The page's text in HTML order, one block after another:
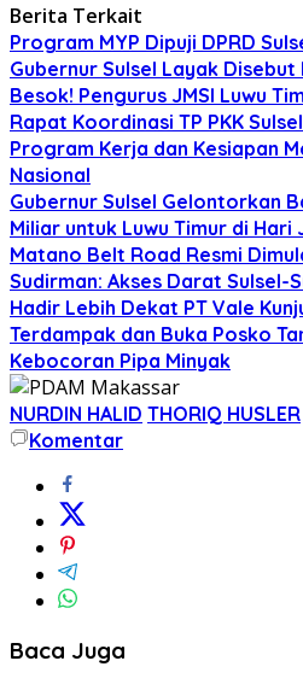
Berita Terkait
Program MYP Dipuji DPRD
Gubernur Sulsel Layak
Besok! Pengurus JMSI Luwu
Rapat Koordinasi TP PKK
Program Kerja dan Kesiapan
Nasional
Gubernur Sulsel Gelontorkan
Miliar untuk Luwu Timur di Hari
Matano Belt Road Resmi
Sudirman: Akses Darat Sulsel-
Hadir Lebih Dekat PT Vale
Terdampak dan Buka Posko
Kebocoran Pipa Minyak
NURDIN HALID THORIQ HUSLER
Komentar
Baca Juga